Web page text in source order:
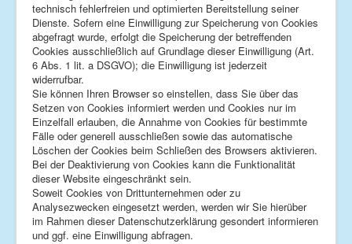
technisch fehlerfreien und optimierten Bereitstellung seiner
Dienste. Sofern eine Einwilligung zur Speicherung von Cookies
abgefragt wurde, erfolgt die Speicherung der betreffenden
Cookies ausschließlich auf Grundlage dieser Einwilligung (Art.
6 Abs. 1 lit. a DSGVO); die Einwilligung ist jederzeit
widerrufbar.
Sie können Ihren Browser so einstellen, dass Sie über das
Setzen von Cookies informiert werden und Cookies nur im
Einzelfall erlauben, die Annahme von Cookies für bestimmte
Fälle oder generell ausschließen sowie das automatische
Löschen der Cookies beim Schließen des Browsers aktivieren.
Bei der Deaktivierung von Cookies kann die Funktionalität
dieser Website eingeschränkt sein.
Soweit Cookies von Drittunternehmen oder zu
Analysezwecken eingesetzt werden, werden wir Sie hierüber
im Rahmen dieser Datenschutzerklärung gesondert informieren
und ggf. eine Einwilligung abfragen.